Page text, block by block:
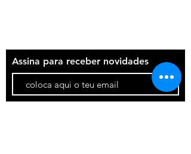
Assina para receber novidades